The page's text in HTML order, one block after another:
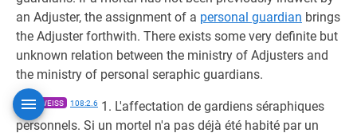
an Adjuster, the assignment of a personal guardian brings
the Adjuster forthwith. There exists some very definite but
unknown relation between the ministry of Adjusters and
the ministry of personal seraphic guardians.
1961 WEISS 108:2.6 1. L'affectation de gardiens séraphiques
personnels. Si un mortel n'a pas déjà été habité par un